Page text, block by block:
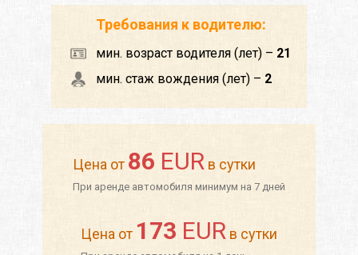
Требования к водителю:
мин. возраст водителя (лет) – 21
мин. стаж вождения (лет) – 2
Цена от 86 EUR в сутки
При аренде автомобиля минимум на 7 дней
Цена от 173 EUR в сутки